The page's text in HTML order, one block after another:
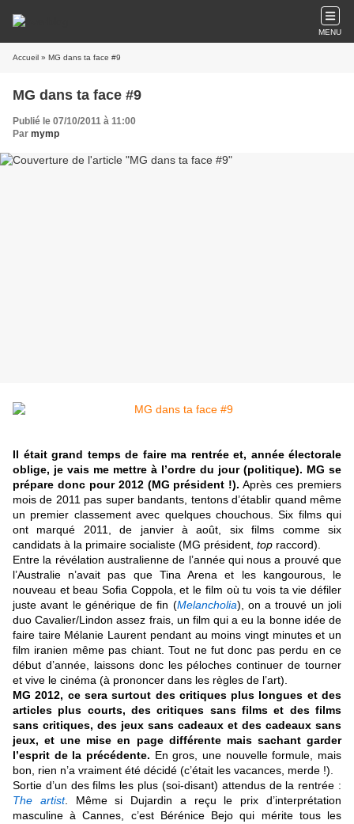
MENU
Accueil » MG dans ta face #9
MG dans ta face #9
Publié le 07/10/2011 à 11:00
Par mymp
Il était grand temps de faire ma rentrée et, année électorale
oblige, je vais me mettre à l’ordre du jour (politique). MG se
prépare donc pour 2012 (MG président !). Après ces premiers
mois de 2011 pas super bandants, tentons d’établir quand même
un premier classement avec quelques chouchous. Six films qui
ont marqué 2011, de janvier à août, six films comme six
candidats à la primaire socialiste (MG président, top raccord).
Entre la révélation australienne de l’année qui nous a prouvé que
l’Australie n’avait pas que Tina Arena et les kangourous, le
nouveau et beau Sofia Coppola, et le film où tu vois ta vie défiler
juste avant le générique de fin (Melancholia), on a trouvé un joli
duo Cavalier/Lindon assez frais, un film qui a eu la bonne idée de
faire taire Mélanie Laurent pendant au moins vingt minutes et un
film iranien même pas chiant. Tout ne fut donc pas perdu en ce
début d’année, laissons donc les péloches continuer de tourner
et vive le cinéma (à prononcer dans les règles de l’art).
MG 2012, ce sera surtout des critiques plus longues et des
articles plus courts, des critiques sans films et des films
sans critiques, des jeux sans cadeaux et des cadeaux sans
jeux, et une mise en page différente mais sachant garder
l’esprit de la précédente. En gros, une nouvelle formule, mais
bon, rien n’a vraiment été décidé (c’était les vacances, merde !).
Sortie d’un des films les plus (soi-disant) attendus de la rentrée :
The artist. Même si Dujardin a reçu le prix d’interprétation
masculine à Cannes, c’est Bérénice Bejo qui mérite tous les